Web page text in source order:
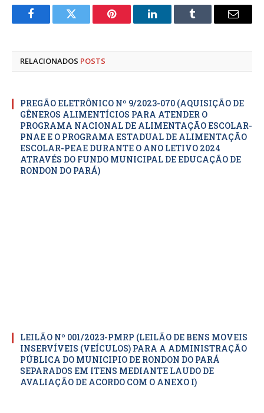
FacebookTwitter Pinterest LinkedInTumblr
E-
RELACIONADOS POSTS
PREGÃO ELETRÔNICO Nº 9/2023-070 (AQUISIÇÃO DE
GÊNEROS ALIMENTÍCIOS PARA ATENDER O
PROGRAMA NACIONAL DE ALIMENTAÇÃO ESCOLAR-
PNAE E O PROGRAMA ESTADUAL DE ALIMENTAÇÃO
ESCOLAR-PEAE DURANTE O ANO LETIVO 2024
ATRAVÉS DO FUNDO MUNICIPAL DE EDUCAÇÃO DE
RONDON DO PARÁ)
LEILÃO Nº 001/2023-PMRP (LEILÃO DE BENS MOVEIS
INSERVÍVEIS (VEÍCULOS) PARA A ADMINISTRAÇÃO
PÚBLICA DO MUNICIPIO DE RONDON DO PARÁ
SEPARADOS EM ITENS MEDIANTE LAUDO DE
AVALIAÇÃO DE ACORDO COM O ANEXO I)